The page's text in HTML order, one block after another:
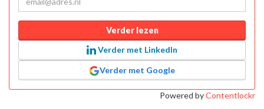
Verder lezen
Verder met LinkedIn
Verder met Google
Powered byContentlockr